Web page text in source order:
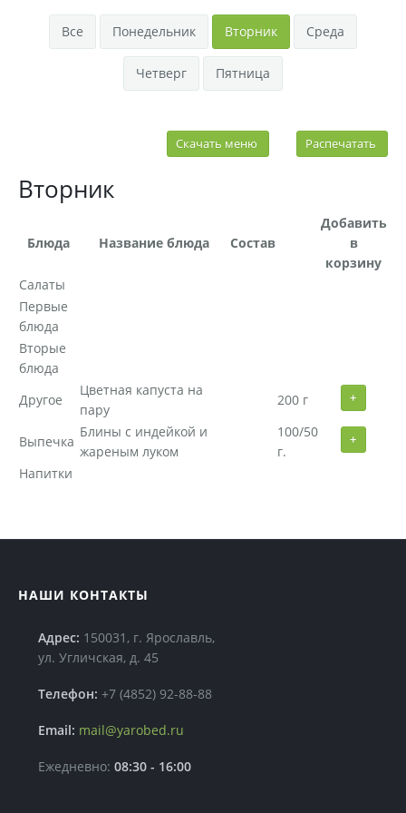
Организация выездного банкета
Услуги по питанию туристических групп
Все Понедельник Вторник Среда
Четверг Пятница
Распечатать
Скачать меню
Вторник
Блюда Название блюда Состав
Добавить
в
корзину
Салаты
Первые
блюда
Вторые
блюда
Другое
Цветная капуста на
пару
200 г +
Выпечка
Блины с индейкой и
жареным луком
100/50
г.
+
Напитки
НАШИ КОНТАКТЫ
Адрес: 150031, г. Ярославль,
ул. Угличская, д. 45
Телефон: +7 (4852) 92-88-88
Email: mail@yarobed.ru
Ежедневно: 08:30 - 16:00